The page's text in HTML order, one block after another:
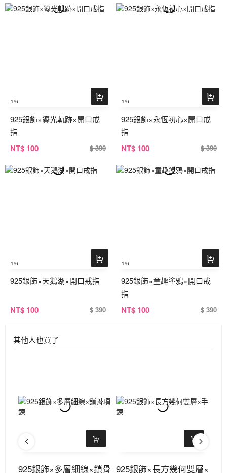
1/6
925銀飾×鎏光軌跡×開口戒
指
NT$ 100 $ 390
1/6
925銀飾×永恆初心×開口戒
指
NT$ 100 $ 390
1/6
925銀飾×天鵝湖×開口戒指
NT$ 100 $ 390
1/6
925銀飾×童趣塗鴉×開口戒
指
NT$ 100 $ 390
其他人也買了
925銀飾×多層細線×鎖骨 925銀飾×長方幾何雙層×